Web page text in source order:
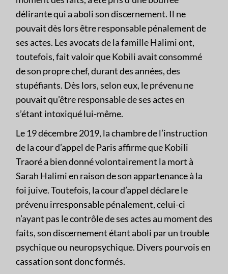
délirante qui a aboli son discernement. Il ne
pouvait dès lors être responsable pénalement de
ses actes. Les avocats de la famille Halimi ont,
toutefois, fait valoir que Kobili avait consommé
de son propre chef, durant des années, des
stupéfiants. Dès lors, selon eux, le prévenu ne
pouvait qu’être responsable de ses actes en
s’étant intoxiqué lui-même.
Le 19 décembre 2019, la chambre de l’instruction
de la cour d’appel de Paris affirme que Kobili
Traoré a bien donné volontairement la mort à
Sarah Halimi en raison de son appartenance à la
foi juive. Toutefois, la cour d’appel déclare le
prévenu irresponsable pénalement, celui-ci
n’ayant pas le contrôle de ses actes au moment des
faits, son discernement étant aboli par un trouble
psychique ou neuropsychique. Divers pourvois en
cassation sont donc formés.